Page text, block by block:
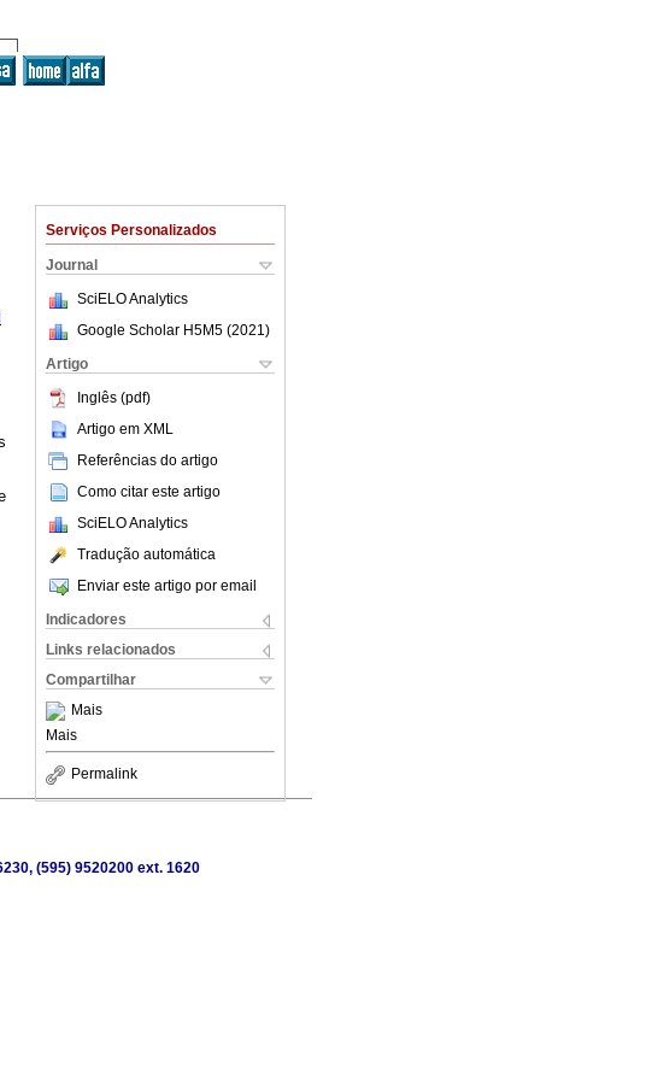
Serviços Personalizados
Journal
SciELO Analytics
Google Scholar H5M5 (2021 )
Artigo
Inglês (pdf)
Artigo em XML
Referências do artigo
Como citar este artigo
SciELO Analytics
Tradução automática
Enviar este artigo por email
Indicadores
Links relacionados
Compartilhar
Mais
Mais
Permalink
(595) 9520200 ext. 1620